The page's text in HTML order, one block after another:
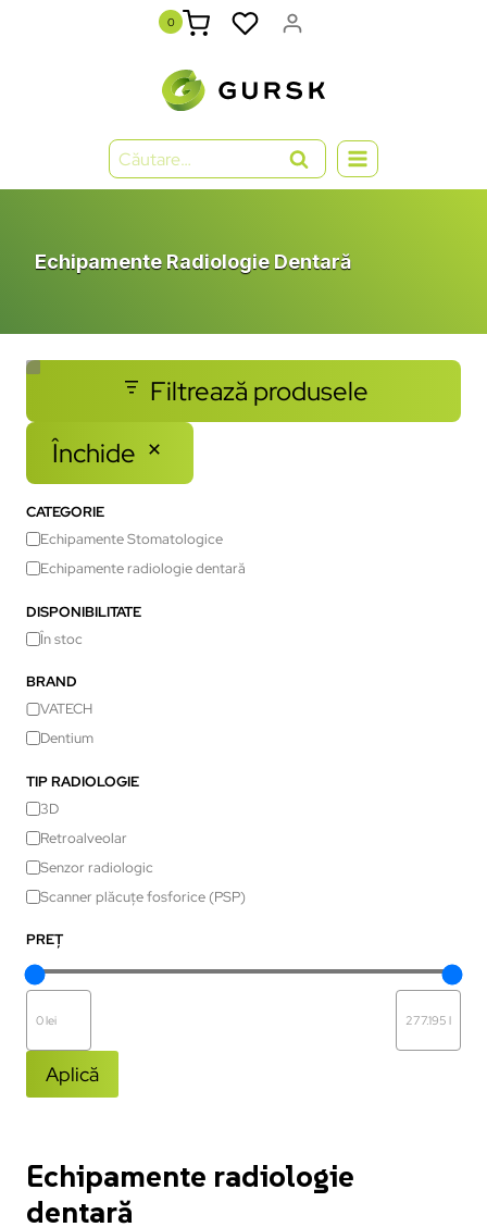
0
Echipamente Radiologie Dentară
Filtrează produsele
Închide
CATEGORIE
Echipamente Stomatologice
Echipamente radiologie dentară
DISPONIBILITATE
În stoc
BRAND
VATECH
Dentium
TIP RADIOLOGIE
3D
Retroalveolar
Senzor radiologic
Scanner plăcuțe fosforice (PSP)
PREȚ
Aplică
Echipamente radiologie
dentară